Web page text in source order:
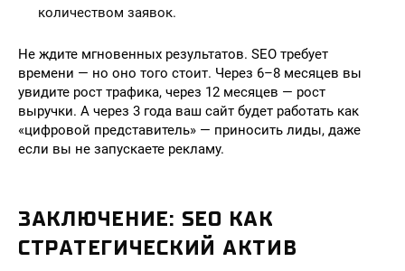
количеством заявок.
Не ждите мгновенных результатов. SEO требует
времени — но оно того стоит. Через 6–8 месяцев вы
увидите рост трафика, через 12 месяцев — рост
выручки. А через 3 года ваш сайт будет работать как
«цифровой представитель» — приносить лиды, даже
если вы не запускаете рекламу.
ЗАКЛЮЧЕНИЕ: SEO КАК
СТРАТЕГИЧЕСКИЙ АКТИВ